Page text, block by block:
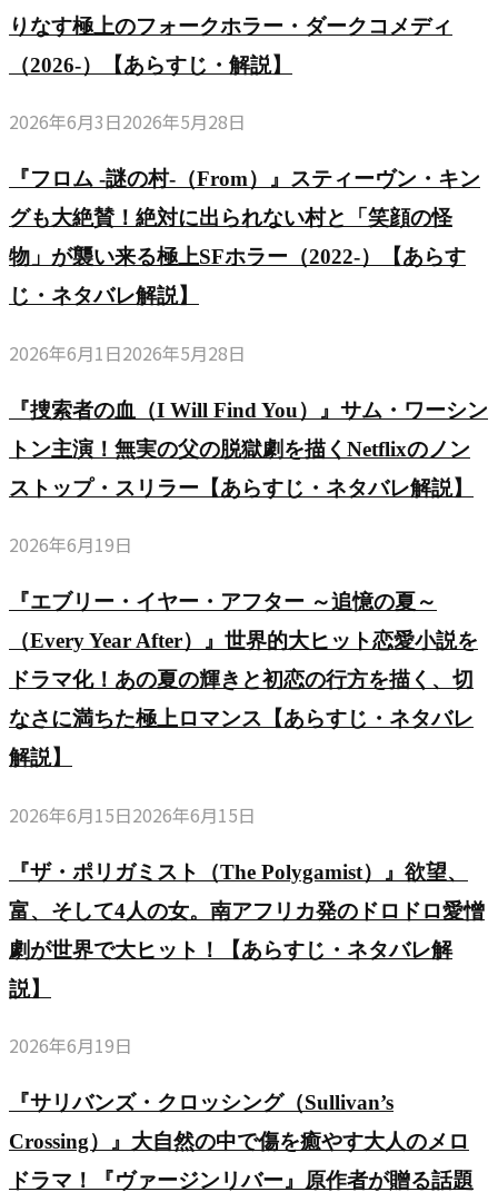
りなす極上のフォークホラー・ダークコメディ
（2026-）【あらすじ・解説】
2026年6月3日2026年5月28日
『フロム -謎の村-（From）』スティーヴン・キン
グも大絶賛！絶対に出られない村と「笑顔の怪
物」が襲い来る極上SFホラー（2022-）【あらす
じ・ネタバレ解説】
2026年6月1日2026年5月28日
『捜索者の血（I Will Find You）』サム・ワーシン
トン主演！無実の父の脱獄劇を描くNetflixのノン
ストップ・スリラー【あらすじ・ネタバレ解説】
2026年6月19日
『エブリー・イヤー・アフター ～追憶の夏～
（Every Year After）』世界的大ヒット恋愛小説を
ドラマ化！あの夏の輝きと初恋の行方を描く、切
なさに満ちた極上ロマンス【あらすじ・ネタバレ
解説】
2026年6月15日2026年6月15日
『ザ・ポリガミスト（The Polygamist）』欲望、
富、そして4人の女。南アフリカ発のドロドロ愛憎
劇が世界で大ヒット！【あらすじ・ネタバレ解
説】
2026年6月19日
『サリバンズ・クロッシング（Sullivan’s
Crossing）』大自然の中で傷を癒やす大人のメロ
ドラマ！『ヴァージンリバー』原作者が贈る話題